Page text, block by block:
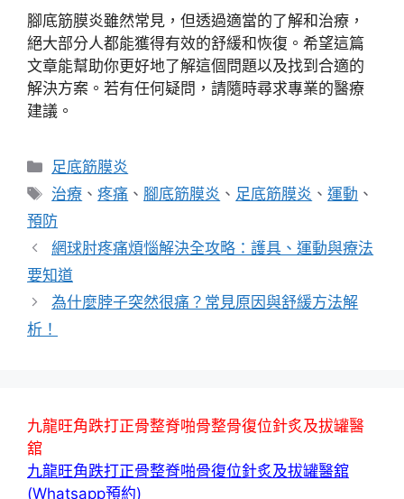
腳底筋膜炎雖然常見，但透過適當的了解和治療，
絕大部分人都能獲得有效的舒緩和恢復。希望這篇
文章能幫助你更好地了解這個問題以及找到合適的
解決方案。若有任何疑問，請隨時尋求專業的醫療
建議。
分
類
足底筋膜炎
標
籤
治療 、疼痛 、 腳底筋膜炎 、 足底筋膜炎 、運動 、
預防
網球肘疼痛煩惱解決全攻略：護具、運動與療法
要知道
為什麼脖子突然很痛？常見原因與舒緩方法解
析！
九龍旺角跌打正骨整脊啪骨整骨復位針炙及拔罐醫
舘
九龍旺角跌打正骨整脊啪骨復位針炙及拔罐醫舘
(Whatsapp預約)